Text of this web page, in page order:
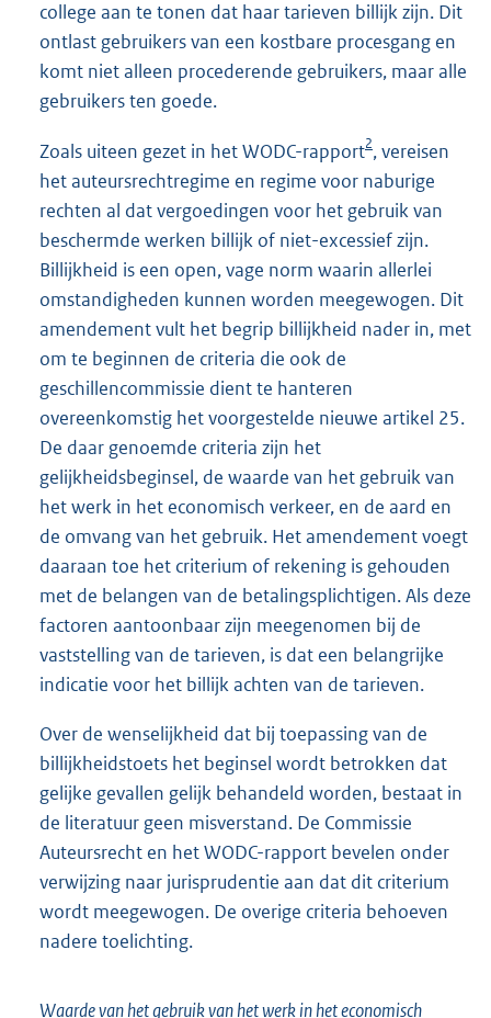
college aan te tonen dat haar tarieven billijk zijn. Dit
ontlast gebruikers van een kostbare procesgang en
komt niet alleen procederende gebruikers, maar alle
gebruikers ten goede.
Zoals uiteen gezet in het WODC-rapport2, vereisen
het auteursrechtregime en regime voor naburige
rechten al dat vergoedingen voor het gebruik van
beschermde werken billijk of niet-excessief zijn.
Billijkheid is een open, vage norm waarin allerlei
omstandigheden kunnen worden meegewogen. Dit
amendement vult het begrip billijkheid nader in, met
om te beginnen de criteria die ook de
geschillencommissie dient te hanteren
overeenkomstig het voorgestelde nieuwe artikel 25.
De daar genoemde criteria zijn het
gelijkheidsbeginsel, de waarde van het gebruik van
het werk in het economisch verkeer, en de aard en
de omvang van het gebruik. Het amendement voegt
daaraan toe het criterium of rekening is gehouden
met de belangen van de betalingsplichtigen. Als deze
factoren aantoonbaar zijn meegenomen bij de
vaststelling van de tarieven, is dat een belangrijke
indicatie voor het billijk achten van de tarieven.
Over de wenselijkheid dat bij toepassing van de
billijkheidstoets het beginsel wordt betrokken dat
gelijke gevallen gelijk behandeld worden, bestaat in
de literatuur geen misverstand. De Commissie
Auteursrecht en het WODC-rapport bevelen onder
verwijzing naar jurisprudentie aan dat dit criterium
wordt meegewogen. De overige criteria behoeven
nadere toelichting.
Waarde van het gebruik van het werk in het economisch